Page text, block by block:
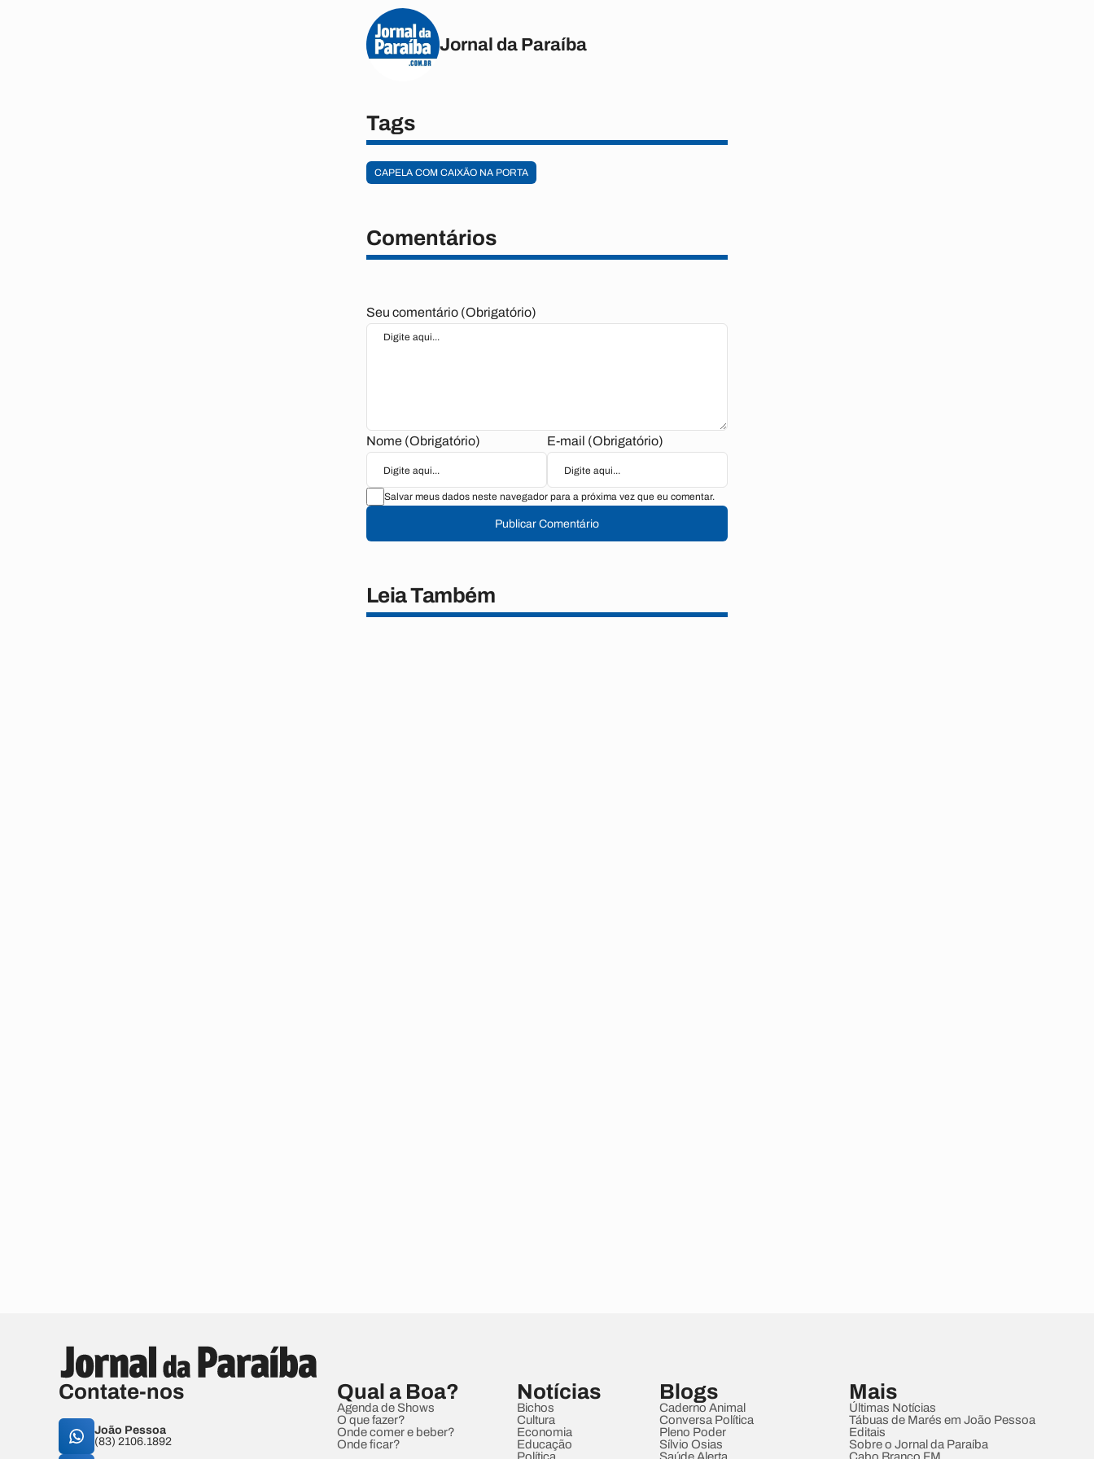
Jornal da Paraíba
Tags
CAPELA COM CAIXÃO NA PORTA
Comentários
Seu comentário (Obrigatório)
Nome (Obrigatório) E-mail (Obrigatório)
Salvar meus dados neste navegador para a próxima vez que eu comentar.
Publicar Comentário
Leia Também
Contate-nos
João Pessoa
(83) 2106.1892
Qual a Boa?
Agenda de Shows
O que fazer?
Onde comer e beber?
Onde ficar?
Notícias
Bichos
Cultura
Economia
Educação
Blogs
Caderno Animal
Conversa Política
Pleno Poder
Sílvio Osias
Mais
Últimas Notícias
Tábuas de Marés em João Pessoa
Editais
Sobre o Jornal da Paraíba